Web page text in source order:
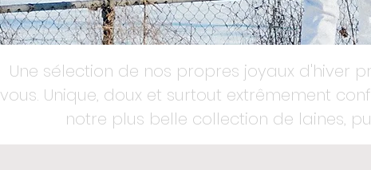
Une sélection de nos propres joyaux d'hiver
vous. Unique, doux et surtout extrêmement
notre plus belle collection de laines,